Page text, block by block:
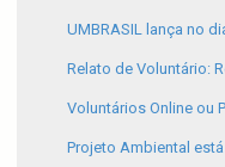
UMBRASIL lança no
Relato de Voluntário:
Voluntários Online ou
Projeto Ambiental